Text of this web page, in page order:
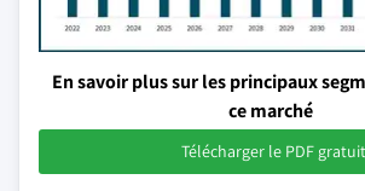
En savoir plus sur les principaux
ce marché
Télécharger le PDF gratuit